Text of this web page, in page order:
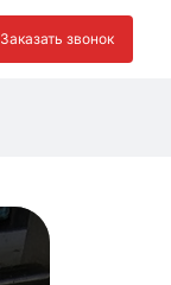
Заказать звонок